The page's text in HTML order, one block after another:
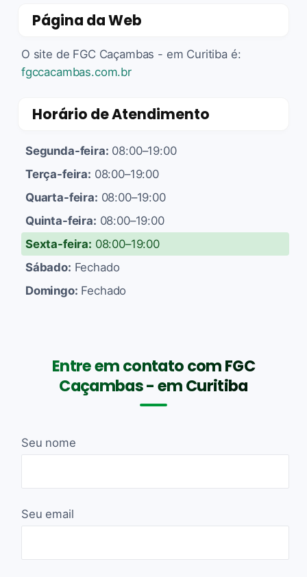
Página da Web
O site de FGC Caçambas - em Curitiba é:
fgccacambas.com.br
Horário de Atendimento
Segunda-feira: 08:00–19:00
Terça-feira: 08:00–19:00
Quarta-feira: 08:00–19:00
Quinta-feira: 08:00–19:00
Sexta-feira: 08:00–19:00
Sábado: Fechado
Domingo: Fechado
Entre em contato com FGC
Caçambas - em Curitiba
Seu nome
Seu email